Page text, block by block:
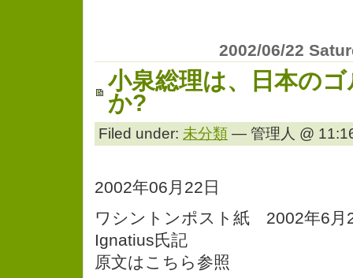
2002/06/22
小泉総理は、日本の
か?
Filed under: 未分類 — 管理人 @
2002年06月22日
ワシントンポスト紙 2002年6
Ignatius氏記
原文はこちら参照